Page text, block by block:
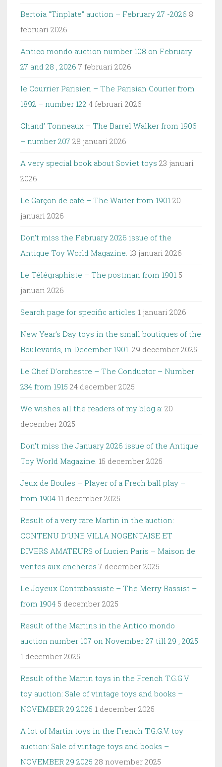
Bertoia “Tinplate” auction – February 27 -2026 8
februari 2026
Antico mondo auction number 108 on February
27 and 28 , 2026 7 februari 2026
le Courrier Parisien – The Parisian Courier from
1892 – number 122 4 februari 2026
Chand’ Tonneaux – The Barrel Walker from 1906
– number 207 28 januari 2026
A very special book about Soviet toys 23 januari
2026
Le Garçon de café – The Waiter from 1901 20
januari 2026
Don’t miss the February 2026 issue of the
Antique Toy World Magazine. 13 januari 2026
Le Télégraphiste – The postman from 1901 5
januari 2026
Search page for specific articles 1 januari 2026
New Year’s Day toys in the small boutiques of the
Boulevards, in December 1901. 29 december 2025
Le Chef D’orchestre – The Conductor – Number
234 from 1915 24 december 2025
We wishes all the readers of my blog a: 20
december 2025
Don’t miss the January 2026 issue of the Antique
Toy World Magazine. 15 december 2025
Jeux de Boules – Player of a Frech ball play –
from 1904 11 december 2025
Result of a very rare Martin in the auction:
CONTENU D’UNE VILLA NOGENTAISE ET
DIVERS AMATEURS of Lucien Paris – Maison de
ventes aux enchères 7 december 2025
Le Joyeux Contrabassiste – The Merry Bassist –
from 1904 5 december 2025
Result of the Martins in the Antico mondo
auction number 107 on November 27 till 29 , 2025
1 december 2025
Result of the Martin toys in the French T.G.G.V.
toy auction: Sale of vintage toys and books –
NOVEMBER 29 2025 1 december 2025
A lot of Martin toys in the French T.G.G.V. toy
auction: Sale of vintage toys and books –
NOVEMBER 29 2025 28 november 2025